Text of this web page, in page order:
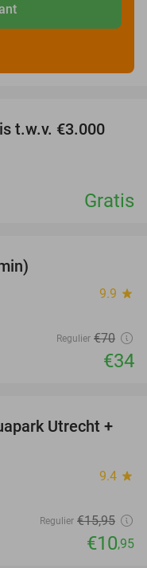
t.w.v. €3.000
Gratis
9.9 star
Regulier €70
€34
31%
Utrecht +
9.4 star
Regulier €15,95
€10,95